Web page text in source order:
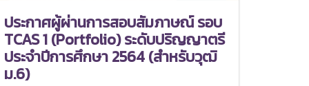
ประกาศผู้ผ่านการสอบสัมภาษณ์ รอบ
TCAS 1 (Portfolio) ระดับปริญญาตรี
ประจำปีการศึกษา 2564 (สำหรับวุฒิ
ม.6)